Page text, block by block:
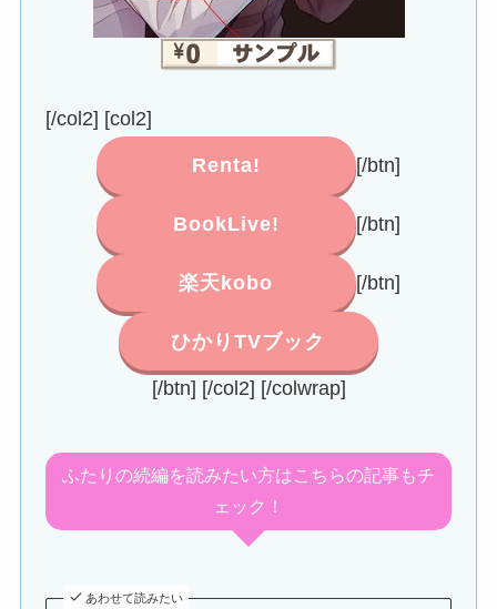
[/col2] [col2]
Renta! [/btn]
BookLive! [/btn]
楽天kobo [/btn]
ひかりTVブック
[/btn] [/col2] [/colwrap]
ふたりの続編を読みたい方はこちらの記事もチ
ェック！
あわせて読みたい